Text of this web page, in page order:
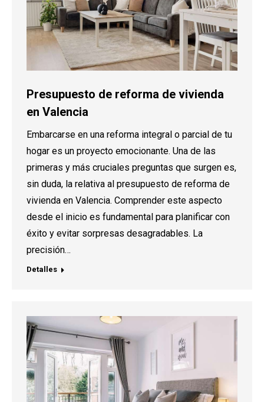
Presupuesto de reforma de vivienda
en Valencia
Embarcarse en una reforma integral o parcial de tu
hogar es un proyecto emocionante. Una de las
primeras y más cruciales preguntas que surgen es,
sin duda, la relativa al presupuesto de reforma de
vivienda en Valencia. Comprender este aspecto
desde el inicio es fundamental para planificar con
éxito y evitar sorpresas desagradables. La
precisión…
Detalles